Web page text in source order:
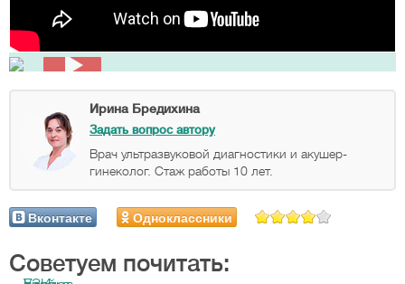
Ирина Бредихина
Задать вопрос автору
Врач ультразвуковой диагностики и акушер-
гинеколог. Стаж работы 10 лет.
Вконтакте Одноклассники
Советуем почитать: